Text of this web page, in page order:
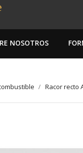
NOSOTROS
Racor recto